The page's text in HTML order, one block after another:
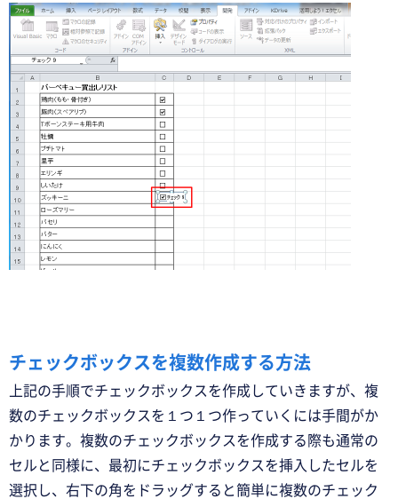
チェックボックスを複数作成する方法
上記の手順でチェックボックスを作成していきますが、複
数のチェックボックスを１つ１つ作っていくには手間がか
かります。複数のチェックボックスを作成する際も通常の
セルと同様に、最初にチェックボックスを挿入したセルを
選択し、右下の角をドラッグすると簡単に複数のチェック